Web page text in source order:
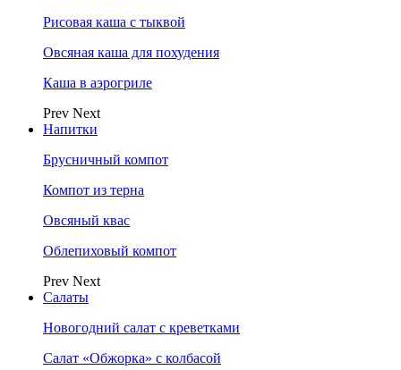
Рисовая каша с тыквой
Овсяная каша для похудения
Каша в аэрогриле
Prev Next
Напитки
Брусничный компот
Компот из терна
Овсяный квас
Облепиховый компот
Prev Next
Салаты
Новогодний салат с креветками
Салат «Обжорка» с колбасой